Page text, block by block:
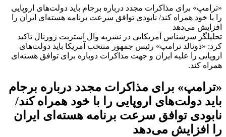
«ترامپ» برای مذاکرات مجدد درباره برجام باید دولت‌های اروپایی
را با خود همراه کند/ نابودی توافق سرعت برنامه هسته‌ای ایران را
افزایش می‌دهد
تحلیلگر سرشناس آمریکایی در نشریه وال استریت ژورنال تاکید
کرد: «دونالد ترامپ» رئیس جمهور منتخب آمریکا باید دولت‌های
اروپایی را علیه ایران و جهت مذاکرات دوباره برای توافق هسته‌ای
همراه کند.
«ترامپ» برای مذاکرات مجدد درباره برجام
باید دولت‌های اروپایی را با خود همراه کند/
نابودی توافق سرعت برنامه هسته‌ای ایران
را افزایش می‌دهد